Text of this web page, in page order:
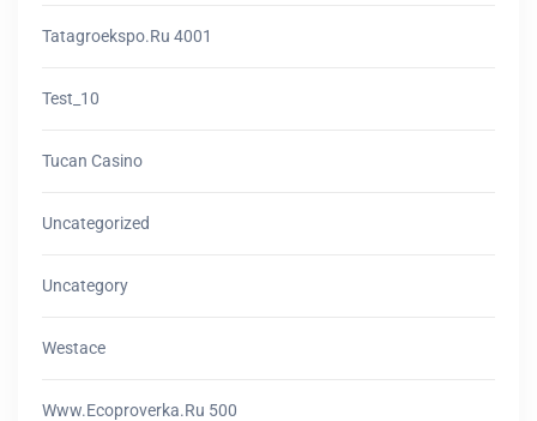
Tatagroekspo.ru 4001
Test_10
Tucan Casino
Uncategorized
Uncategory
Westace
Www.ecoproverka.ru 500